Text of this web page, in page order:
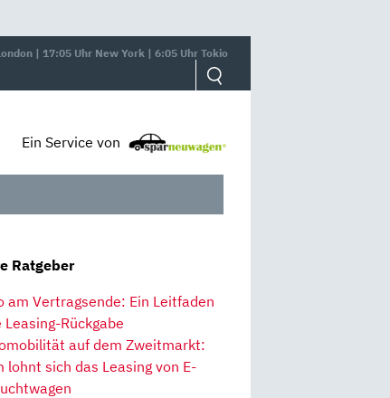
| 17:05 Uhr New York | 6:05 Uhr Tokio
Ein Service von
Ratgeber
am Vertragsende: Ein Leitfaden
Leasing-Rückgabe
auf dem Zweitmarkt:
lohnt sich das Leasing von E-